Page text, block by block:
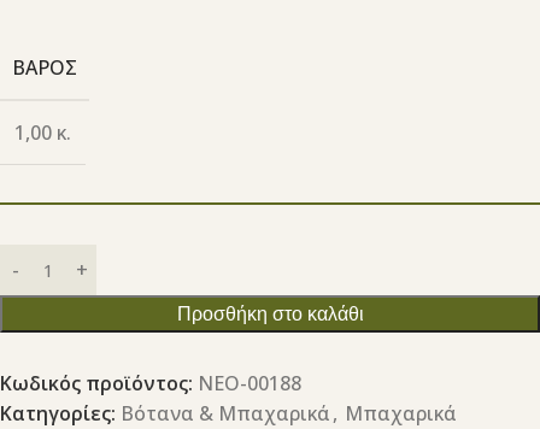
ΒΆΡΟΣ
1,00 κ.
Προσθήκη στο καλάθι
Κωδικός προϊόντος: ΝΕΟ-00188
Κατηγορίες: Βότανα & Μπαχαρικά, Μπαχαρικά